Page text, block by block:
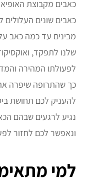
כאבים מקבוצת
כאבים שונים העלולים
מבינים עד כמה כאב
שלנו לתפקד,
לפעולתו המהירה
כך שהתרופה שיפרה את
להעניק לכם תחושת
נגיע לרגעים שבהם
ונאפשר לכם לחזור
למי